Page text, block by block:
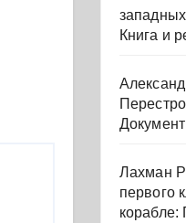
Книга и
Лахман
первого
корабле: